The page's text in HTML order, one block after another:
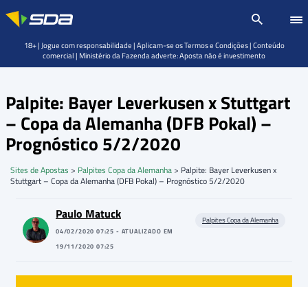
Palpite: Bayer Leverkusen x Stuttgart
– Copa da Alemanha (DFB Pokal) –
Prognóstico 5/2/2020
Sites de Apostas > Palpites Copa da Alemanha > Palpite: Bayer Leverkusen x
Stuttgart – Copa da Alemanha (DFB Pokal) – Prognóstico 5/2/2020
Paulo Matuck
04/02/2020 07:25 - ATUALIZADO EM
19/11/2020 07:25
Palpites Copa da Alemanha
18+ | Jogue com responsabilidade | Aplicam-se os Termos e Condições | Conteúdo
comercial | Ministério da Fazenda adverte: Aposta não é investimento